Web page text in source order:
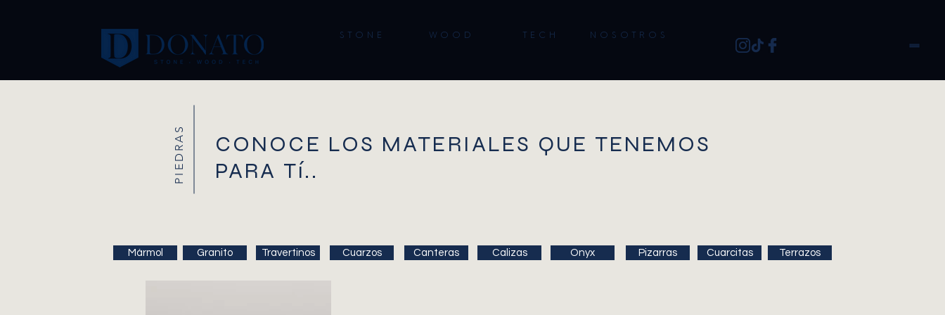
S T O N E W O O D T E C H N O S O T R O S
CONOCE LOS MATERIALES QUE TENEMOS
PARA Tí..
PIEDRAS
Mármol Granito Travertinos Cuarzos Canteras Calizas Onyx Pizarras Cuarcitas Terrazos